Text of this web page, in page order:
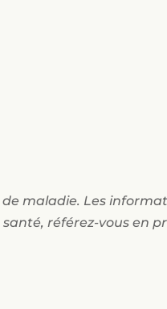
maladie. Les
référez-vous en